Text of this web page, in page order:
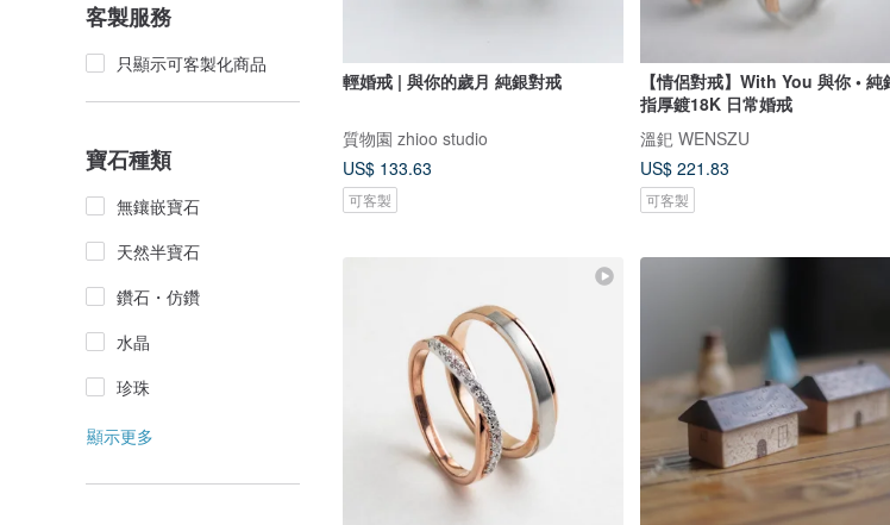
客製服務
只顯示可客製化商品
寶石種類
無鑲嵌寶石
天然半寶石
鑽石・仿鑽
水晶
珍珠
顯示更多
輕婚戒 | 與你的歲月 純銀對戒
質物園 zhioo studio
US$ 133.63
可客製
【情侶對戒】With You 與你 • 純
指厚鍍18K 日常婚戒
溫釲 WENSZU
US$ 221.83
可客製